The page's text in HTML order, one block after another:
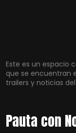
Este es un espacio
que se encuentran
trailers y noticias
Pauta con